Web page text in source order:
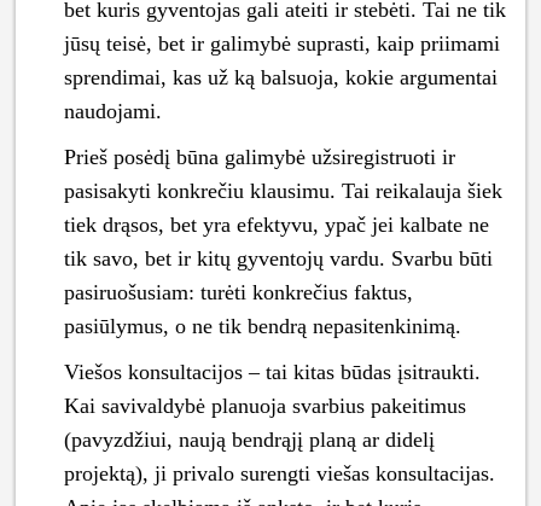
bet kuris gyventojas gali ateiti ir stebėti. Tai ne tik
jūsų teisė, bet ir galimybė suprasti, kaip priimami
sprendimai, kas už ką balsuoja, kokie argumentai
naudojami.
Prieš posėdį būna galimybė užsiregistruoti ir
pasisakyti konkrečiu klausimu. Tai reikalauja šiek
tiek drąsos, bet yra efektyvu, ypač jei kalbate ne
tik savo, bet ir kitų gyventojų vardu. Svarbu būti
pasiruošusiam: turėti konkrečius faktus,
pasiūlymus, o ne tik bendrą nepasitenkinimą.
Viešos konsultacijos – tai kitas būdas įsitraukti.
Kai savivaldybė planuoja svarbius pakeitimus
(pavyzdžiui, naują bendrąjį planą ar didelį
projektą), ji privalo surengti viešas konsultacijas.